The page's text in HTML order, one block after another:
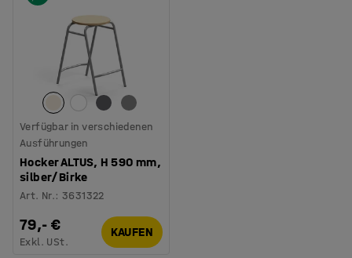
Verfügbar in verschiedenen
Ausführungen
Hocker ALTUS, H 590 mm,
silber/Birke
Art. Nr.:3631322
79,- €
Exkl. USt.
KAUFEN